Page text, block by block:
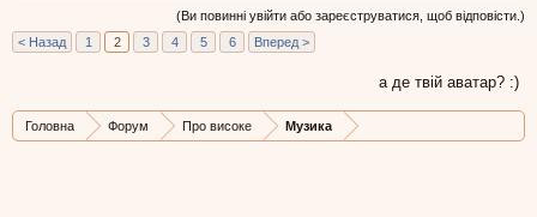
(Ви повинні увійти або зареєструватися, щоб відповісти.)
< Назад
1 2 3 4 5 6 Вперед >
а де твій аватар? :)
Головна Форум Про високе Музика